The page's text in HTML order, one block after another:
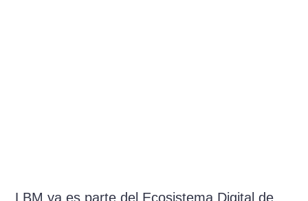
LBM ya es parte del Ecosistema Digital de